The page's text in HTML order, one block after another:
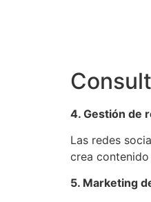
4. Gestión de
Las redes
crea
5. Marketing